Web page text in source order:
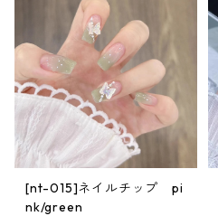
[nt-015]ネイルチップ pi
nk/green